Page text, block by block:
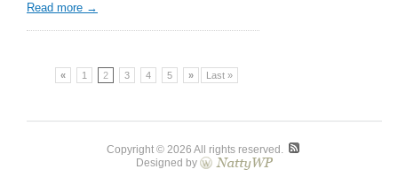
Read more →
« 1 2 3 4 5 » Last »
Copyright © 2026 All rights reserved.
Designed by